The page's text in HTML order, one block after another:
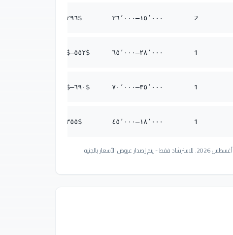
2 ١٥٬٠٠٠–٣٦٬٠٠٠ $٢٩٦
1 ٢٨٬٠٠٠–٦٥٬٠٠٠ $٥٥٢–$
1 ٣٥٬٠٠٠–٧٠٬٠٠٠ $ ٦٩٠–$
1 ١٨٬٠٠٠–٤٥٬٠٠٠ $٣٥٥
تم تحويل الدولار بسعر 50.70 جنيه/دولار، السعر بتاريخ 1 أغسطس 2026. للاسترشاد فقط - يتم إصدار عروض الأسعار بالجنيه